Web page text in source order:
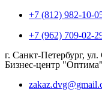
+7 (812) 982-10-
+7 (962) 709-02-
г. Санкт-Петербург,
Бизнес-центр "Оптима"